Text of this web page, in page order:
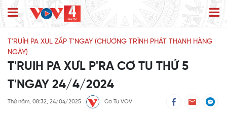
T'RUÍH PA XUL ZẤP T'NGAY (CHƯƠNG TRÌNH PHÁT THANH HÀNG
NGÀY)
T'RUIH PA XƯL P'RA CƠ TU THỨ 5
T'NGAY 24/4/2024
Thứ năm, 08:32, 24/04/2025 Cơ Tu VOV